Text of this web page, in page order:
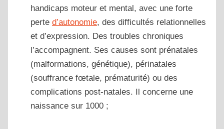
handicaps moteur et mental, avec une forte
perte d’autonomie, des difficultés relationnelles
et d’expression. Des troubles chroniques
l’accompagnent. Ses causes sont prénatales
(malformations, génétique), périnatales
(souffrance fœtale, prématurité) ou des
complications post-natales. Il concerne une
naissance sur 1000 ;